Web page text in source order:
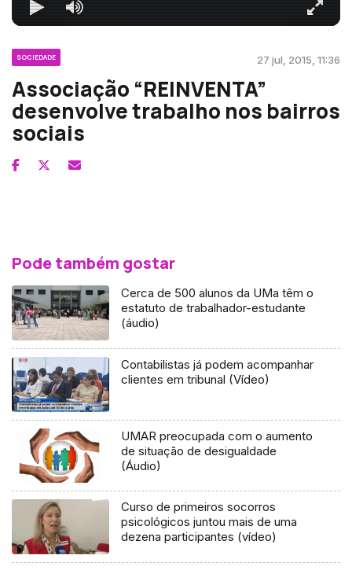
SOCIEDADE 27 jul, 2015, 11:36
Associação “REINVENTA”
desenvolve trabalho nos bairros
sociais
Pode também gostar
Cerca de 500 alunos da UMa têm o
estatuto de trabalhador-estudante
(áudio)
Contabilistas já podem acompanhar
clientes em tribunal (Vídeo)
UMAR preocupada com o aumento
de situação de desigualdade
(Áudio)
Curso de primeiros socorros
psicológicos juntou mais de uma
dezena participantes (vídeo)